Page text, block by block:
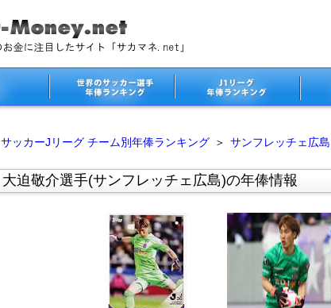
サッカーJリーグ チーム別年俸ランキング ＞ サンフレッチェ広島
大迫敬介選手(サンフレッチェ広島)の年俸情報